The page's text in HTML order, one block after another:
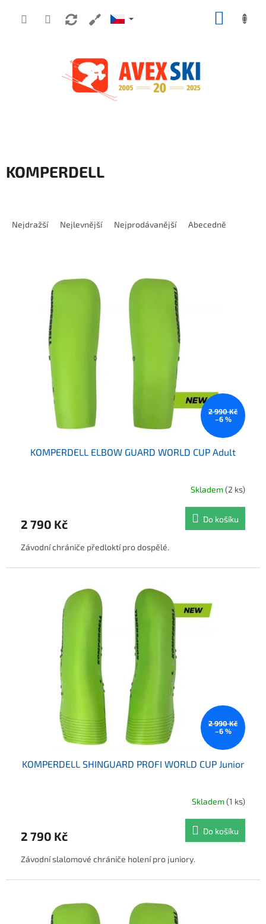
KOMPERDELL
Nejdražší Nejlevnější Nejprodávanější Abecedně
2 990 Kč
–6 %
KOMPERDELL ELBOW GUARD WORLD CUP Adult
Skladem(2 ks)
2 790 Kč Do košíku
Závodní chrániče předloktí pro dospělé.
2 990 Kč
–6 %
KOMPERDELL SHINGUARD PROFI WORLD CUP Junior
Skladem(1 ks)
2 790 Kč Do košíku
Závodní slalomové chrániče holení pro juniory.